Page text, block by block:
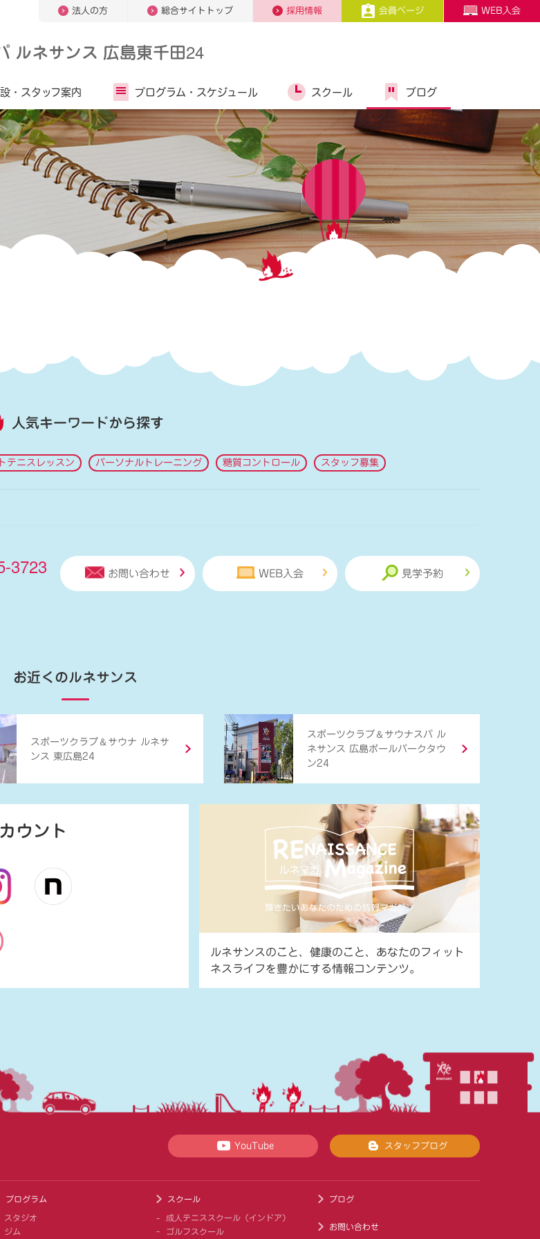
法人の方 総合サイトトップ 採用情報 会員ページ WEB入会
ルネサンス 広島東千田24
・ スタッフ案内 プログラム・ スケジュール スクール ブログ
人気キーワードから探す
テニスレッスン パーソナルトレーニング 糖質コントロール スタッフ募集
3723 お問い合わせ WEB入会 見学予約
お近くのルネサンス
スポーツクラブ ＆ サウナ ルネサ
ンス 東広島24
スポーツクラブ ＆ サウナスパ ル
ネサンス 広島ボールパークタウ
ン24
ウント
ルネサンスのこと、健康のこと、あなたのフィット
ネスライフを豊かにする情報コンテンツ。
YouTube スタッフブログ
プログラム
スタジオ
ジム
スクール
成人テニススクール（インドア）
ゴルフスクール
ブログ
お問い合わせ